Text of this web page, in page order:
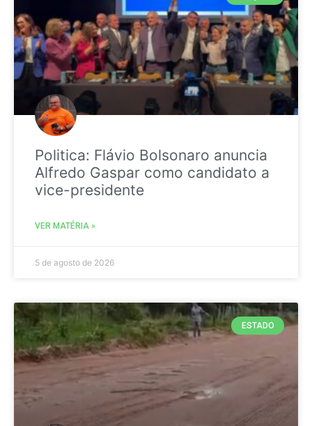
Politica: Flávio Bolsonaro anuncia
Alfredo Gaspar como candidato a
vice-presidente
VER MATÉRIA »
5 de agosto de 2026
ESTADO